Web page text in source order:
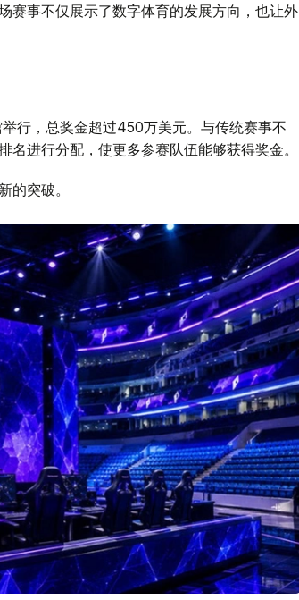
赛事不仅展示了数字体育的发展方向，也让外
行，总奖金超过450万美元。与传统赛事不
进行分配，使更多参赛队伍能够获得奖金。
的突破。